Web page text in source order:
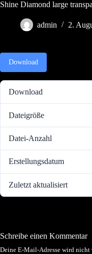
Zum
springen
Shine Diamond large
admin 2.
Download
Download
Dateigröße
Datei-Anzahl
Erstellungsdatum
Zuletzt aktualisiert
Schreibe einen Kommentar
Deine E-Mail-Adresse wird nicht